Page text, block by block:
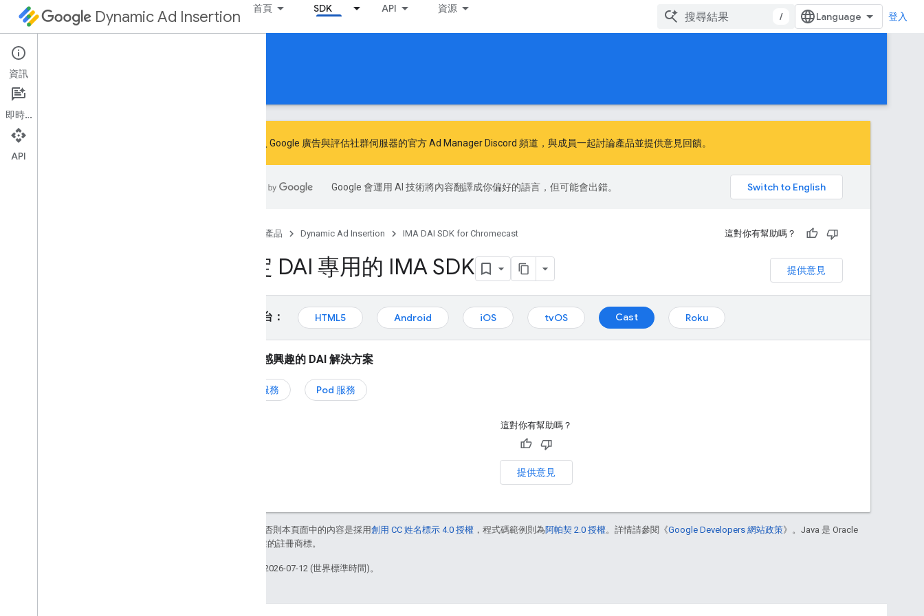
Dynamic Ad Insertion 首頁 SDK API 資源
/ 登入
Chromecast 專用的 IMA DAI SDK
指南
Google 廣告與評估社群伺服器的官方 Ad Manager Discord 頻道，與成員一起討論產品並提供意見回饋。
Google 會運用 AI 技術將內容翻譯成你偏好的語言，但可能會出錯。
產品 Dynamic Ad Insertion IMA DAI SDK for Chromecast 這對你有幫助嗎？
提供意見
設定 DAI 專用的 IMA SDK
選取平台： HTML5 Android iOS tvOS Cast Roku
選取您感興趣的 DAI 解決方案
完整服務 Pod 服務
這對你有幫助嗎？
提供意見
除非另有註明，否則本頁面中的內容是採用創用 CC 姓名標示 4.0 授權 ，程式碼範例則為阿帕契 2.0 授權。詳情請參閱《Google Developers 網站政策》。Java 是 Oracle
和/或其關聯企業的註冊商標。
上次更新時間：2026-07-12 (世界標準時間)。
資訊
即時通訊
API